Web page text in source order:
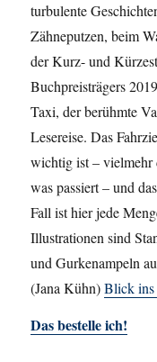
turbulente
Zähneputzen, beim
der Kurz- und
Buchpreisträgers
Taxi, der berühmte
Lesereise. Das
wichtig ist – vielmehr
was passiert – und
Fall ist hier jede
Illustrationen sind
und Gurkenampeln
(Jana Kühn)Blick
Das bestelle ich!